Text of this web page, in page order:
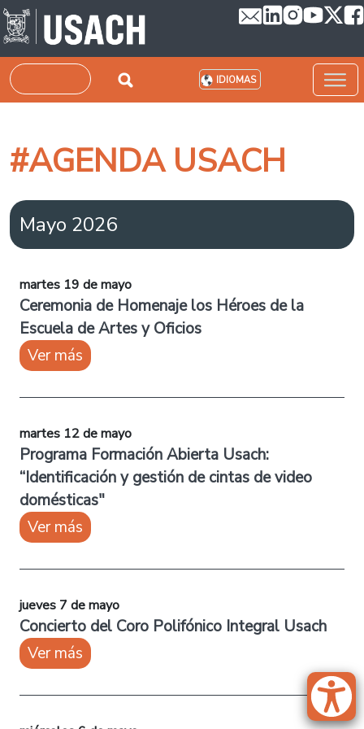
Pasar al contenido principal
Buscar IDIOMAS
#AGENDA USACH
Mayo 2026
martes 19 de mayo
Ceremonia de Homenaje los Héroes de la
Escuela de Artes y Oficios
Ver más
martes 12 de mayo
Programa Formación Abierta Usach:
“Identificación y gestión de cintas de video
domésticas"
Ver más
jueves 7 de mayo
Concierto del Coro Polifónico Integral Usach
Ver más